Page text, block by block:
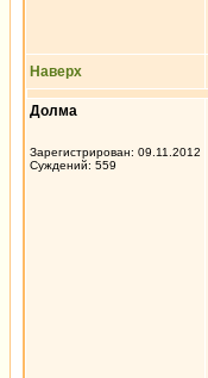
Наверх
Долма
Зарегистрирован: 09.11.2012
Суждений: 559